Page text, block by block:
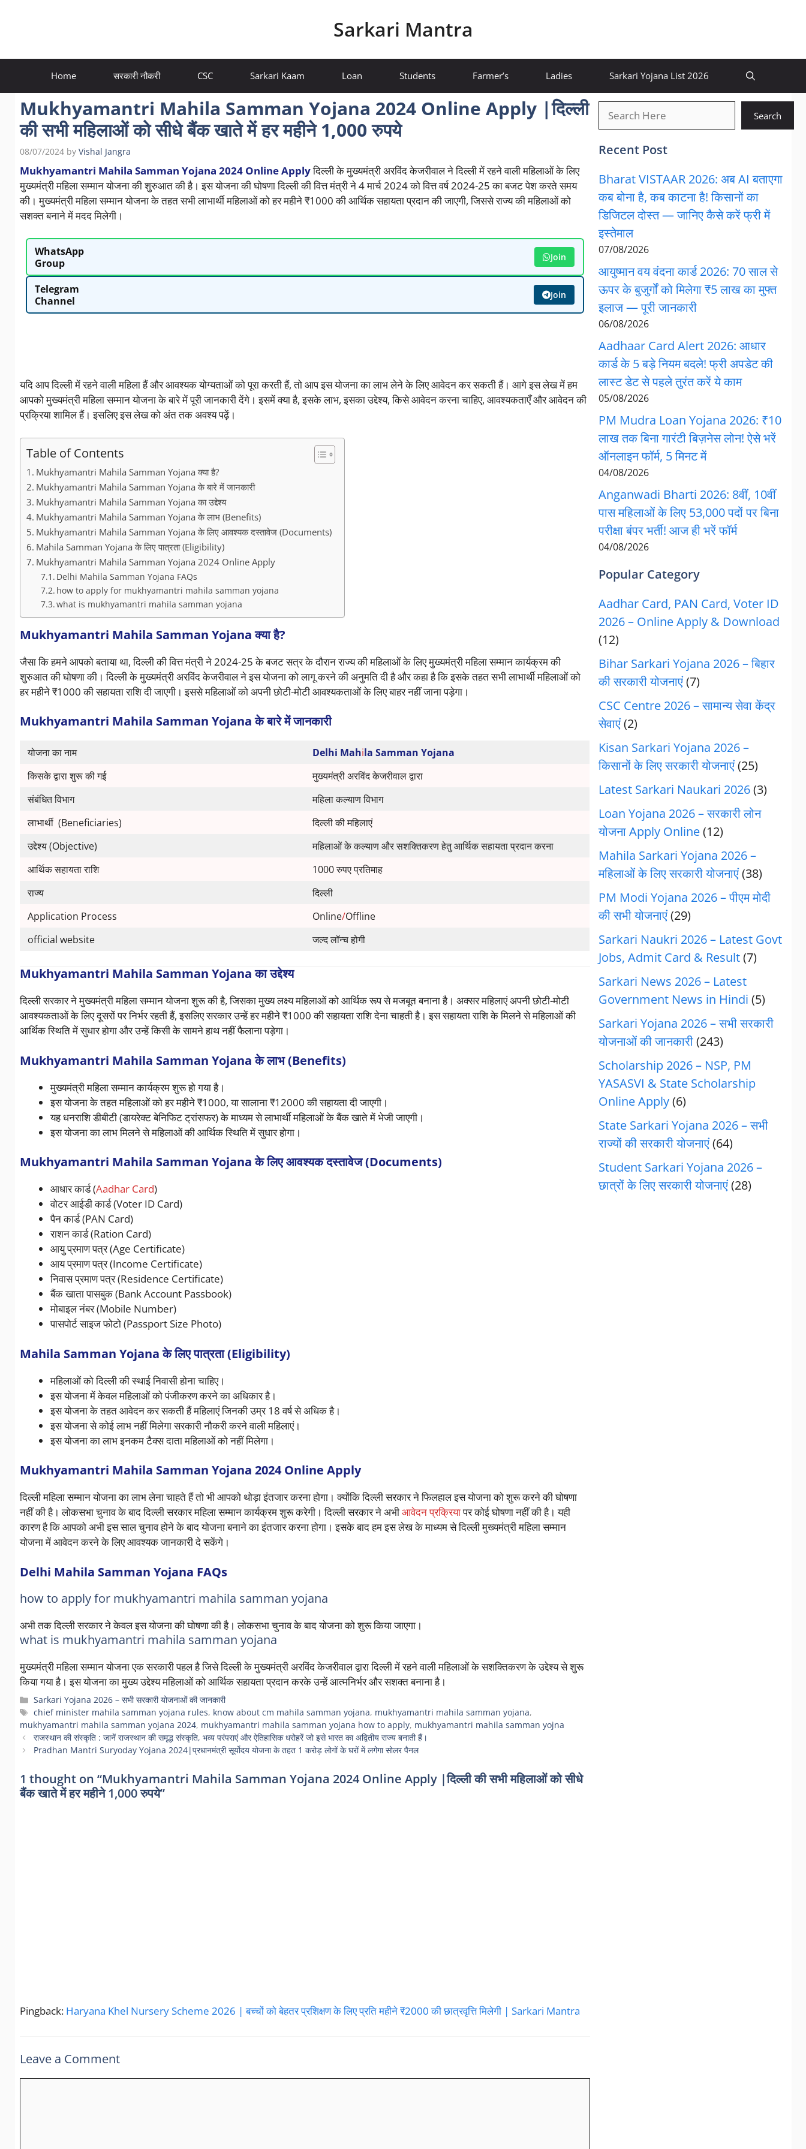
Sarkari Mantra
Home सरकारी नौकरी CSC Sarkari Kaam Loan Students Farmer’s Ladies Sarkari Yojana List 2026
Mukhyamantri Mahila Samman Yojana 2024 Online Apply |दिल्ली
की सभी महिलाओं को सीधे बैंक खाते में हर महीने 1,000 रुपये
08/07/2024 by Vishal Jangra
Mukhyamantri Mahila Samman Yojana 2024 Online Applyदिल्ली के मुख्यमंत्री अरविंद केजरीवाल ने दिल्ली में रहने वाली महिलाओं के लिए
मुख्यमंत्री महिला सम्मान योजना की शुरुआत की है। इस योजना की घोषणा दिल्ली की वित्त मंत्री ने 4 मार्च 2024 को वित्त वर्ष 2024-25 का बजट पेश करते समय
की। मुख्यमंत्री महिला सम्मान योजना के तहत सभी लाभार्थी महिलाओं को हर महीने ₹1000 की आर्थिक सहायता प्रदान की जाएगी, जिससे राज्य की महिलाओं को
सशक्त बनाने में मदद मिलेगी।
WhatsApp
Group
Join
Telegram
Channel
Join
यदि आप दिल्ली में रहने वाली महिला हैं और आवश्यक योग्यताओं को पूरा करती हैं, तो आप इस योजना का लाभ लेने के लिए आवेदन कर सकती हैं। आगे इस लेख में हम
आपको मुख्यमंत्री महिला सम्मान योजना के बारे में पूरी जानकारी देंगे। इसमें क्या है, इसके लाभ, इसका उद्देश्य, किसे आवेदन करना चाहिए, आवश्यकताएँ और आवेदन की
प्रक्रिया शामिल हैं। इसलिए इस लेख को अंत तक अवश्य पढ़ें।
Table of Contents
Mukhyamantri Mahila Samman Yojana क्या है?
Mukhyamantri Mahila Samman Yojana के बारे में जानकारी
Mukhyamantri Mahila Samman Yojana का उद्देश्य
Mukhyamantri Mahila Samman Yojana के लाभ (Benefits)
Mukhyamantri Mahila Samman Yojana के लिए आवश्यक दस्तावेज (Documents)
Mahila Samman Yojana के लिए पात्रता (Eligibility)
Mukhyamantri Mahila Samman Yojana 2024 Online Apply
Delhi Mahila Samman Yojana FAQs
how to apply for mukhyamantri mahila samman yojana
what is mukhyamantri mahila samman yojana
Mukhyamantri Mahila Samman Yojana क्या है?
जैसा कि हमने आपको बताया था, दिल्ली की वित्त मंत्री ने 2024-25 के बजट सत्र के दौरान राज्य की महिलाओं के लिए मुख्यमंत्री महिला सम्मान कार्यक्रम की
शुरुआत की घोषणा की। दिल्ली के मुख्यमंत्री अरविंद केजरीवाल ने इस योजना को लागू करने की अनुमति दी है और कहा है कि इसके तहत सभी लाभार्थी महिलाओं को
हर महीने ₹1000 की सहायता राशि दी जाएगी। इससे महिलाओं को अपनी छोटी-मोटी आवश्यकताओं के लिए बाहर नहीं जाना पड़ेगा।
Mukhyamantri Mahila Samman Yojana के बारे में जानकारी
योजना का नाम Delhi Mahila Samman Yojana
किसके द्वारा शुरू की गई
मुख्यमंत्री अरविंद केजरीवाल द्वारा
संबंधित विभाग
महिला कल्याण विभाग
लाभार्थी (Beneficiaries)
दिल्ली की महिलाएं
उद्देश्य (Objective)
महिलाओं के कल्याण और सशक्तिकरण हेतु आर्थिक सहायता प्रदान करना
आर्थिक सहायता राशि
1000 रुपए प्रतिमाह
राज्य
दिल्ली
Application Process
Online/Offline
official website
जल्द लॉन्च होगी
Mukhyamantri Mahila Samman Yojana का उद्देश्य
दिल्ली सरकार ने मुख्यमंत्री महिला सम्मान योजना शुरू की है, जिसका मुख्य लक्ष्य महिलाओं को आर्थिक रूप से मजबूत बनाना है। अक्सर महिलाएं अपनी छोटी-मोटी
आवश्यकताओं के लिए दूसरों पर निर्भर रहती हैं, इसलिए सरकार उन्हें हर महीने ₹1000 की सहायता राशि देना चाहती है। इस सहायता राशि के मिलने से महिलाओं की
आर्थिक स्थिति में सुधार होगा और उन्हें किसी के सामने हाथ नहीं फैलाना पड़ेगा।
Mukhyamantri Mahila Samman Yojana के लाभ (Benefits)
मुख्यमंत्री महिला सम्मान कार्यक्रम शुरू हो गया है।
इस योजना के तहत महिलाओं को हर महीने ₹1000, या सालाना ₹12000 की सहायता दी जाएगी।
यह धनराशि डीबीटी (डायरेक्ट बेनिफिट ट्रांसफर) के माध्यम से लाभार्थी महिलाओं के बैंक खाते में भेजी जाएगी।
इस योजना का लाभ मिलने से महिलाओं की आर्थिक स्थिति में सुधार होगा।
Mukhyamantri Mahila Samman Yojana के लिए आवश्यक दस्तावेज (Documents)
आधार कार्ड (Aadhar Card)
वोटर आईडी कार्ड (Voter ID Card)
पैन कार्ड (PAN Card)
राशन कार्ड (Ration Card)
आयु प्रमाण पत्र (Age Certificate)
आय प्रमाण पत्र (Income Certificate)
निवास प्रमाण पत्र (Residence Certificate)
बैंक खाता पासबुक (Bank Account Passbook)
मोबाइल नंबर (Mobile Number)
पासपोर्ट साइज फोटो (Passport Size Photo)
Mahila Samman Yojana के लिए पात्रता (Eligibility)
महिलाओं को दिल्ली की स्थाई निवासी होना चाहिए।
इस योजना में केवल महिलाओं को पंजीकरण करने का अधिकार है।
इस योजना के तहत आवेदन कर सकती हैं महिलाएं जिनकी उम्र 18 वर्ष से अधिक है।
इस योजना से कोई लाभ नहीं मिलेगा सरकारी नौकरी करने वाली महिलाएं।
इस योजना का लाभ इनकम टैक्स दाता महिलाओं को नहीं मिलेगा।
Mukhyamantri Mahila Samman Yojana 2024 Online Apply
दिल्ली महिला सम्मान योजना का लाभ लेना चाहते हैं तो भी आपको थोड़ा इंतजार करना होगा। क्योंकि दिल्ली सरकार ने फिलहाल इस योजना को शुरू करने की घोषणा
नहीं की है। लोकसभा चुनाव के बाद दिल्ली सरकार महिला सम्मान कार्यक्रम शुरू करेगी। दिल्ली सरकार ने अभीआवेदन प्रक्रियापर कोई घोषणा नहीं की है। यही
कारण है कि आपको अभी इस साल चुनाव होने के बाद योजना बनाने का इंतजार करना होगा। इसके बाद हम इस लेख के माध्यम से दिल्ली मुख्यमंत्री महिला सम्मान
योजना में आवेदन करने के लिए आवश्यक जानकारी दे सकेंगे।
Delhi Mahila Samman Yojana FAQs
how to apply for mukhyamantri mahila samman yojana
अभी तक दिल्ली सरकार ने केवल इस योजना की घोषणा की है। लोकसभा चुनाव के बाद योजना को शुरू किया जाएगा।
what is mukhyamantri mahila samman yojana
मुख्यमंत्री महिला सम्मान योजना एक सरकारी पहल है जिसे दिल्ली के मुख्यमंत्री अरविंद केजरीवाल द्वारा दिल्ली में रहने वाली महिलाओं के सशक्तिकरण के उद्देश्य से शुरू
किया गया है। इस योजना का मुख्य उद्देश्य महिलाओं को आर्थिक सहायता प्रदान करके उन्हें आत्मनिर्भर और सशक्त बनाना है।
Categories
Sarkari Yojana 2026 – सभी सरकारी योजनाओं की जानकारी
Tags
chief minister mahila samman yojana rules, know about cm mahila samman yojana, mukhyamantri mahila samman yojana,
mukhyamantri mahila samman yojana 2024, mukhyamantri mahila samman yojana how to apply, mukhyamantri mahila samman yojna
राजस्थान की संस्कृति : जानें राजस्थान की समृद्ध संस्कृति, भव्य परंपराएं और ऐतिहासिक धरोहरें जो इसे भारत का अद्वितीय राज्य बनाती हैं।
Pradhan Mantri Suryoday Yojana 2024|प्रधानमंत्री सूर्योदय योजना के तहत 1 करोड़ लोगों के घरों में लगेगा सोलर पैनल
1 thought on “Mukhyamantri Mahila Samman Yojana 2024 Online Apply |दिल्ली की सभी महिलाओं को सीधे
बैंक खाते में हर महीने 1,000 रुपये”
Pingback: Haryana Khel Nursery Scheme 2026 | बच्चों को बेहतर प्रशिक्षण के लिए प्रति महीने ₹2000 की छात्रवृत्ति मिलेगी | Sarkari Mantra
Leave a Comment
Search
Recent Post
Bharat VISTAAR 2026: अब AI बताएगा
कब बोना है, कब काटना है! किसानों का
डिजिटल दोस्त — जानिए कैसे करें फ्री में
इस्तेमाल
07/08/2026
आयुष्मान वय वंदना कार्ड 2026: 70 साल से
ऊपर के बुजुर्गों को मिलेगा ₹5 लाख का मुफ्त
इलाज — पूरी जानकारी
06/08/2026
Aadhaar Card Alert 2026: आधार
कार्ड के 5 बड़े नियम बदले! फ्री अपडेट की
लास्ट डेट से पहले तुरंत करें ये काम
05/08/2026
PM Mudra Loan Yojana 2026: ₹10
लाख तक बिना गारंटी बिज़नेस लोन! ऐसे भरें
ऑनलाइन फॉर्म, 5 मिनट में
04/08/2026
Anganwadi Bharti 2026: 8वीं, 10वीं
पास महिलाओं के लिए 53,000 पदों पर बिना
परीक्षा बंपर भर्ती! आज ही भरें फॉर्म
04/08/2026
Popular Category
Aadhar Card, PAN Card, Voter ID
2026 – Online Apply & Download
(12)
Bihar Sarkari Yojana 2026 – बिहार
की सरकारी योजनाएं(7)
CSC Centre 2026 – सामान्य सेवा केंद्र
सेवाएं(2)
Kisan Sarkari Yojana 2026 –
किसानों के लिए सरकारी योजनाएं(25)
Latest Sarkari Naukari 2026(3)
Loan Yojana 2026 – सरकारी लोन
योजना Apply Online(12)
Mahila Sarkari Yojana 2026 –
महिलाओं के लिए सरकारी योजनाएं(38)
PM Modi Yojana 2026 – पीएम मोदी
की सभी योजनाएं(29)
Sarkari Naukri 2026 – Latest Govt
Jobs, Admit Card & Result(7)
Sarkari News 2026 – Latest
Government News in Hindi (5)
Sarkari Yojana 2026 – सभी सरकारी
योजनाओं की जानकारी(243)
Scholarship 2026 – NSP, PM
YASASVI & State Scholarship
Online Apply(6)
State Sarkari Yojana 2026 – सभी
राज्यों की सरकारी योजनाएं(64)
Student Sarkari Yojana 2026 –
छात्रों के लिए सरकारी योजनाएं(28)